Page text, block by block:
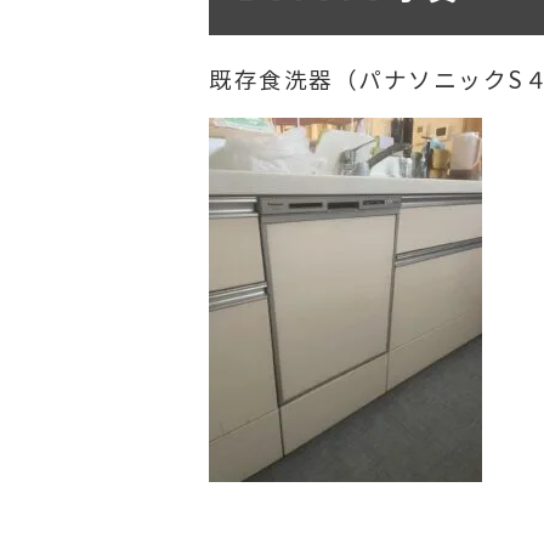
既存食洗器（パナソニックS